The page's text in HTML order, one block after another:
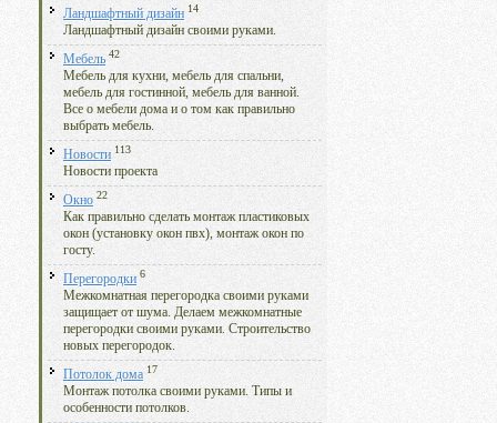
Ландшафтный дизайн 14
Ландшафтный дизайн своими руками.
Мебель 42
Мебель для кухни, мебель для спальни,
мебель для гостинной, мебель для ванной.
Все о мебели дома и о том как правильно
выбрать мебель.
Новости 113
Новости проекта
Окно 22
Как правильно сделать монтаж пластиковых
окон (установку окон пвх), монтаж окон по
госту.
Перегородки 6
Межкомнатная перегородка своими руками
защищает от шума. Делаем межкомнатные
перегородки своими руками. Строительство
новых перегородок.
Потолок дома 17
Монтаж потолка своими руками. Типы и
особенности потолков.